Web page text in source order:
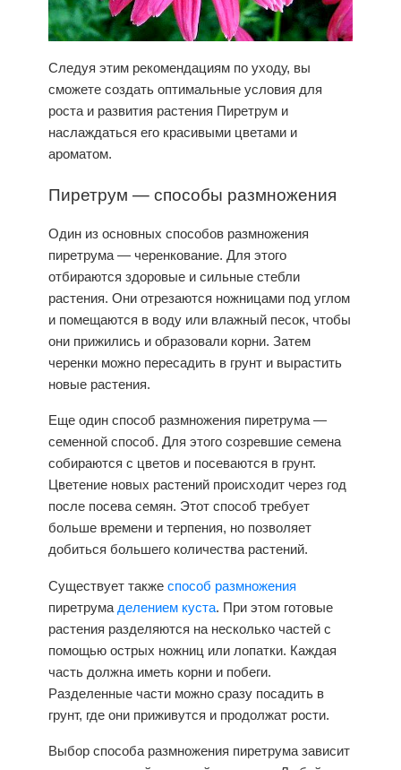
Следуя этим рекомендациям по уходу, вы
сможете создать оптимальные условия для
роста и развития растения Пиретрум и
наслаждаться его красивыми цветами и
ароматом.
Пиретрум — способы размножения
Один из основных способов размножения
пиретрума — черенкование. Для этого
отбираются здоровые и сильные стебли
растения. Они отрезаются ножницами под углом
и помещаются в воду или влажный песок, чтобы
они прижились и образовали корни. Затем
черенки можно пересадить в грунт и вырастить
новые растения.
Еще один способ размножения пиретрума —
семенной способ. Для этого созревшие семена
собираются с цветов и посеваются в грунт.
Цветение новых растений происходит через год
после посева семян. Этот способ требует
больше времени и терпения, но позволяет
добиться большего количества растений.
Существует также способ размножения
пиретрума делением куста. При этом готовые
растения разделяются на несколько частей с
помощью острых ножниц или лопатки. Каждая
часть должна иметь корни и побеги.
Разделенные части можно сразу посадить в
грунт, где они приживутся и продолжат рости.
Выбор способа размножения пиретрума зависит